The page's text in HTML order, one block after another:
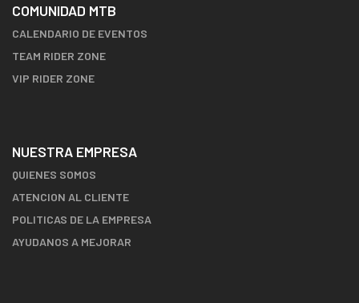
COMUNIDAD MTB
CALENDARIO DE EVENTOS
TEAM RIDER ZONE
VIP RIDER ZONE
NUESTRA EMPRESA
QUIENES SOMOS
ATENCION AL CLIENTE
POLITICAS DE LA EMPRESA
AYUDANOS A MEJORAR